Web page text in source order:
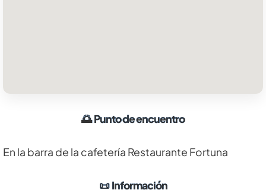
🌅Punto de encuentro
En la barra de la cafetería Restaurante Fortuna
📜Información